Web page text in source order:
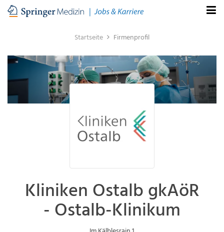
Startseite Firmenprofil
Kliniken Ostalb gkAöR
- Ostalb-Klinikum